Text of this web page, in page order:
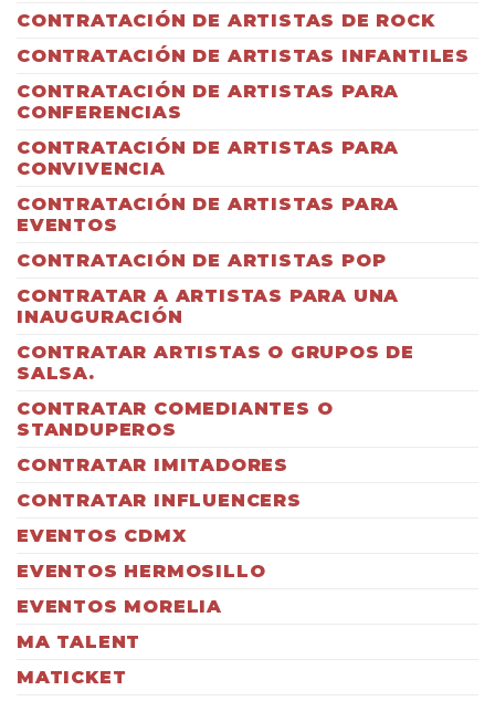
CONTRATACIÓN DE ARTISTAS DE ROCK
CONTRATACIÓN DE ARTISTAS INFANTILES
CONTRATACIÓN DE ARTISTAS PARA
CONFERENCIAS
CONTRATACIÓN DE ARTISTAS PARA
CONVIVENCIA
CONTRATACIÓN DE ARTISTAS PARA
EVENTOS
CONTRATACIÓN DE ARTISTAS POP
CONTRATAR A ARTISTAS PARA UNA
INAUGURACIÓN
CONTRATAR ARTISTAS O GRUPOS DE
SALSA.
CONTRATAR COMEDIANTES O
STANDUPEROS
CONTRATAR IMITADORES
CONTRATAR INFLUENCERS
EVENTOS CDMX
EVENTOS HERMOSILLO
EVENTOS MORELIA
MA TALENT
MATICKET